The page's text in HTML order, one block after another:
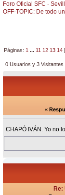
Foro Oficial SFC -
OFF-TOPIC: De todo
Páginas: 1 ... 11 12 13 14
0 Usuarios y 3
«
CHAPÓ IVÁN. Yo no
Re: